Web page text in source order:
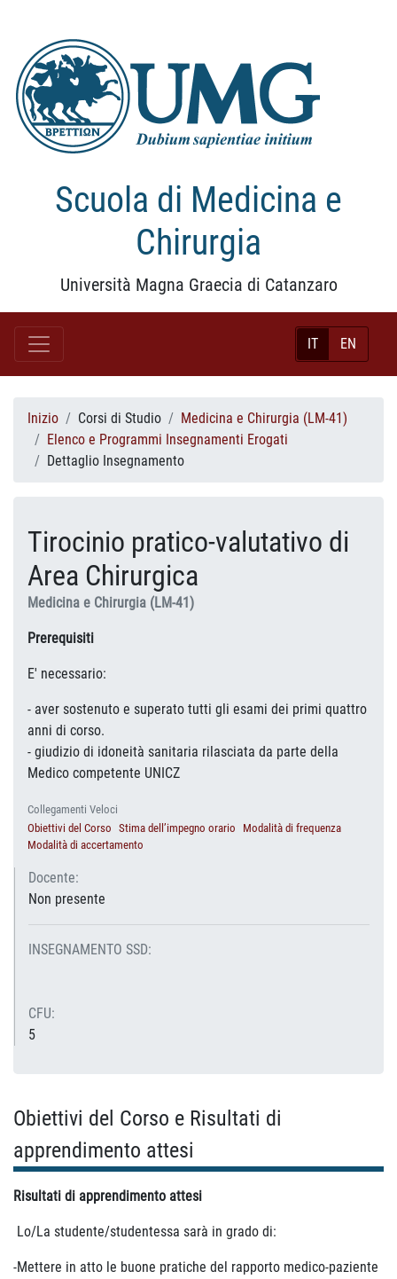
Scuola di Medicina e
Chirurgia
Università Magna Graecia di Catanzaro
IT EN
Inizio Corsi di Studio
Medicina e Chirurgia (LM-41)
Elenco e Programmi Insegnamenti Erogati
Dettaglio Insegnamento
Tirocinio pratico-valutativo di
Area Chirurgica
Medicina e Chirurgia (LM-41)
Prerequisiti
E' necessario:
- aver sostenuto e superato tutti gli esami dei primi quattro
anni di corso.
- giudizio di idoneità sanitaria rilasciata da parte della
Medico competente UNICZ
Collegamenti Veloci
Obiettivi del Corso Stima dell’impegno orario
Modalità di frequenza
Modalità di accertamento
Docente:
Non presente
INSEGNAMENTO SSD:
CFU:
5
Obiettivi del Corso e Risultati di
apprendimento attesi
Risultati di apprendimento attesi
Lo/La studente/studentessa sarà in grado di:
-Mettere in atto le buone pratiche del rapporto medico-paziente